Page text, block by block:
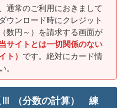
通常のご利用におきまして
ウンロード時にクレジット
数円～）を請求する画面が
サイトとは一切関係のない
ト） です。絶対にカード情
。
Ⅲ （分数の計算） 練